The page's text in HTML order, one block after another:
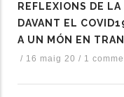
REFLEXIONS DE
DAVANT EL
A UN MÓN EN
/ 16 maig 20 / 1